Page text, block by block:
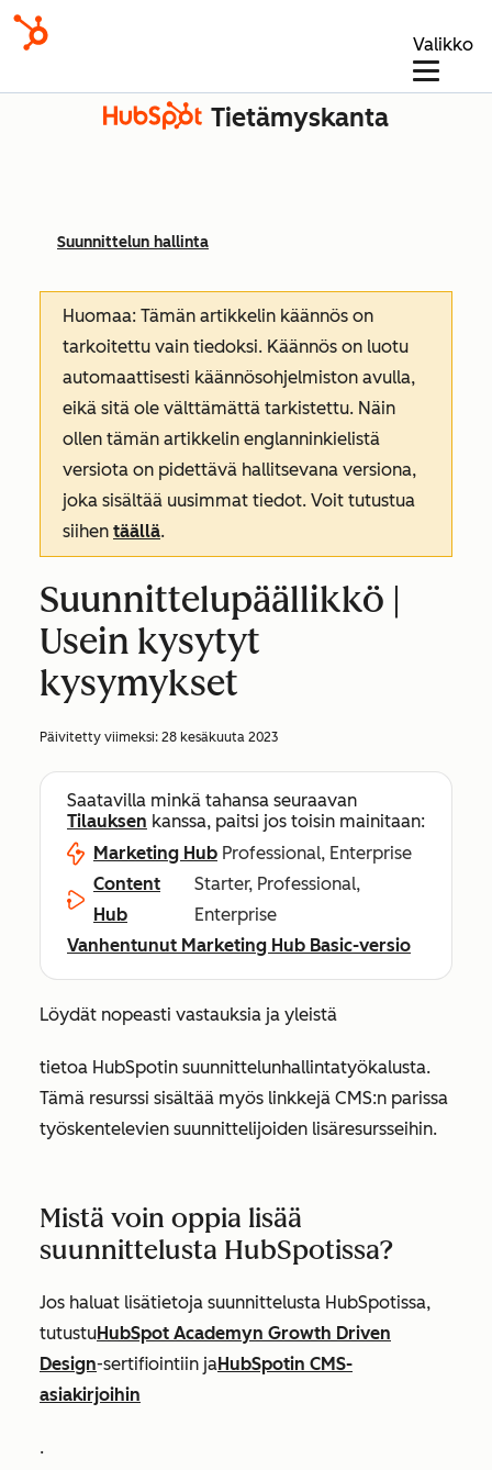
Valikko
Tietämyskanta
Suunnittelun hallinta
Huomaa: Tämän artikkelin käännös on
tarkoitettu vain tiedoksi. Käännös on luotu
automaattisesti käännösohjelmiston avulla,
eikä sitä ole välttämättä tarkistettu. Näin
ollen tämän artikkelin englanninkielistä
versiota on pidettävä hallitsevana versiona,
joka sisältää uusimmat tiedot. Voit tutustua
siihen täällä.
Suunnittelupäällikkö |
Usein kysytyt
kysymykset
Päivitetty viimeksi: 28 kesäkuuta 2023
Saatavilla minkä tahansa seuraavan
Tilauksen kanssa, paitsi jos toisin mainitaan:
Marketing Hub Professional, Enterprise
Content
Hub
Starter, Professional,
Enterprise
Vanhentunut Marketing Hub Basic-versio
Löydät nopeasti vastauksia ja yleistä
tietoa HubSpotin suunnittelunhallintatyökalusta.
Tämä resurssi sisältää myös linkkejä CMS:n parissa
työskentelevien suunnittelijoiden lisäresursseihin.
Mistä voin oppia lisää
suunnittelusta HubSpotissa?
Jos haluat lisätietoja suunnittelusta HubSpotissa,
tutustuHubSpot Academyn Growth Driven
Design-sertifiointiin jaHubSpotin CMS-
asiakirjoihin
.